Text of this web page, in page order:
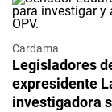
Cardama
Legisladores
expresidente
investigadora